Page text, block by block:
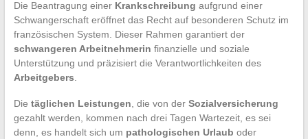
Die Beantragung einer Krankschreibung aufgrund einer
Schwangerschaft eröffnet das Recht auf besonderen Schutz im
französischen System. Dieser Rahmen garantiert der
schwangeren Arbeitnehmerin finanzielle und soziale
Unterstützung und präzisiert die Verantwortlichkeiten des
Arbeitgebers
Die täglichen Leistungen , die von der Sozialversicherung
gezahlt werden, kommen nach drei Tagen Wartezeit, es sei
denn, es handelt sich um pathologischen Urlaub oder